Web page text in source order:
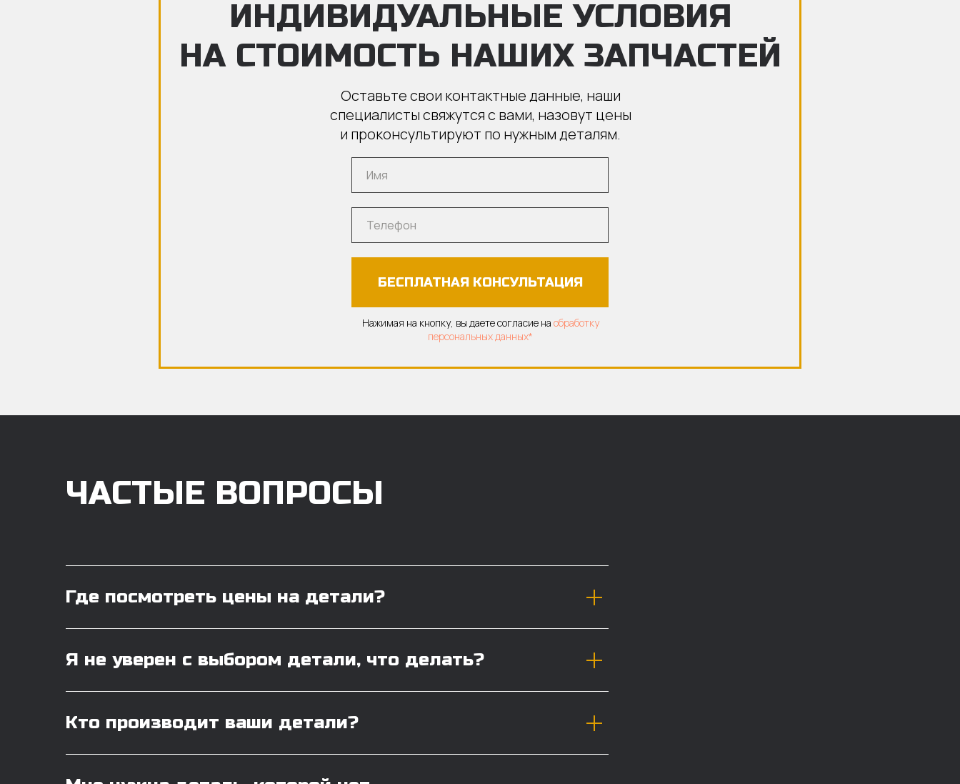
ИНДИВИДУАЛЬНЫЕ УСЛОВИЯ
НА СТОИМОСТЬ НАШИХ ЗАПЧАСТЕЙ
Оставьте свои контактные данные, наши
специалисты свяжутся с вами, назовут цены
и проконсультируют по нужным деталям.
БЕСПЛАТНАЯ КОНСУЛЬТАЦИЯ
Нажимая на кнопку, вы даете согласие на обработку
персональных данных*
ЧАСТЫЕ ВОПРОСЫ
Где посмотреть цены на детали?
Я не уверен с выбором детали, что делать?
Кто производит ваши детали?